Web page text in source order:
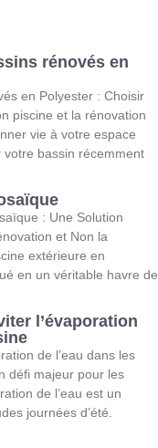
rénovés en
en Polyester : Choisir
piscine et la rénovation
vie à votre espace
bassin récemment
: Une Solution
et Non la
extérieure en
en un véritable havre de
l’évaporation
de l’eau dans les
défi majeur pour les
de l’eau est un
journées d’été.